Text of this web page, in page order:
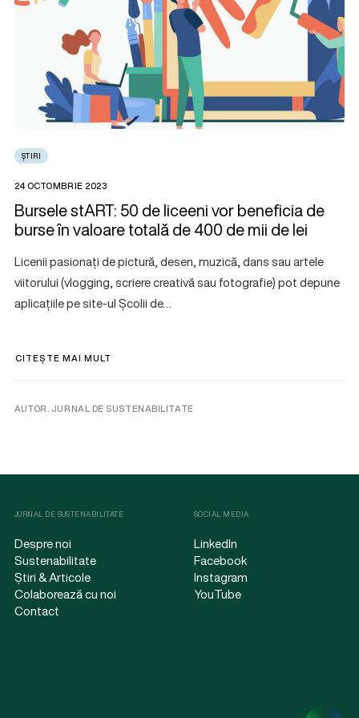
ȘTIRI
24 OCTOMBRIE 2023
Bursele stART: 50 de liceeni vor beneficia de
burse în valoare totală de 400 de mii de lei
Licenii pasionați de pictură, desen, muzică, dans sau artele
viitorului (vlogging, scriere creativă sau fotografie) pot depune
aplicațiile pe site-ul Școlii de…
CITEȘTE MAI MULT
AUTOR. JURNAL DE SUSTENABILITATE
JURNAL DE SUSTENABILITATE
Despre noi
Sustenabilitate
Știri & Articole
Colaborează cu noi
Contact
SOCIAL MEDIA
LinkedIn
Facebook
Instagram
YouTube